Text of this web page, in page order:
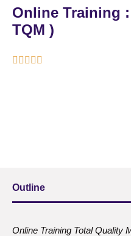
Online Training
TQM )
    
Outline
Online Training Total Quality